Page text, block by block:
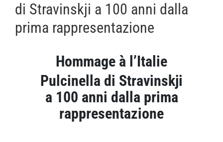
di Stravinskji a 100 anni dalla
prima rappresentazione
Hommage à l’Italie
Pulcinella di Stravinskji
a 100 anni dalla prima
rappresentazione